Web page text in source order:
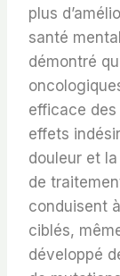
plus
santé
démontré
efficace
effets
douleur et
de
conduisent
ciblés,
développé